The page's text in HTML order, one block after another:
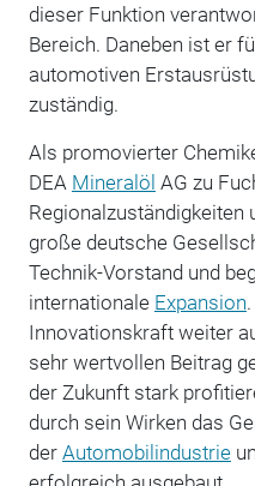
dieser Funktion
Bereich. Daneben ist er
automotiven
zuständig.
Als promovierter
DEA Mineralöl AG zu
Regionalzuständigkeiten
große deutsche
Technik-Vorstand und
internationale Expansion
Innovationskraft weiter
sehr wertvollen Beitrag
der Zukunft stark
durch sein Wirken das
der Automobilindustrie